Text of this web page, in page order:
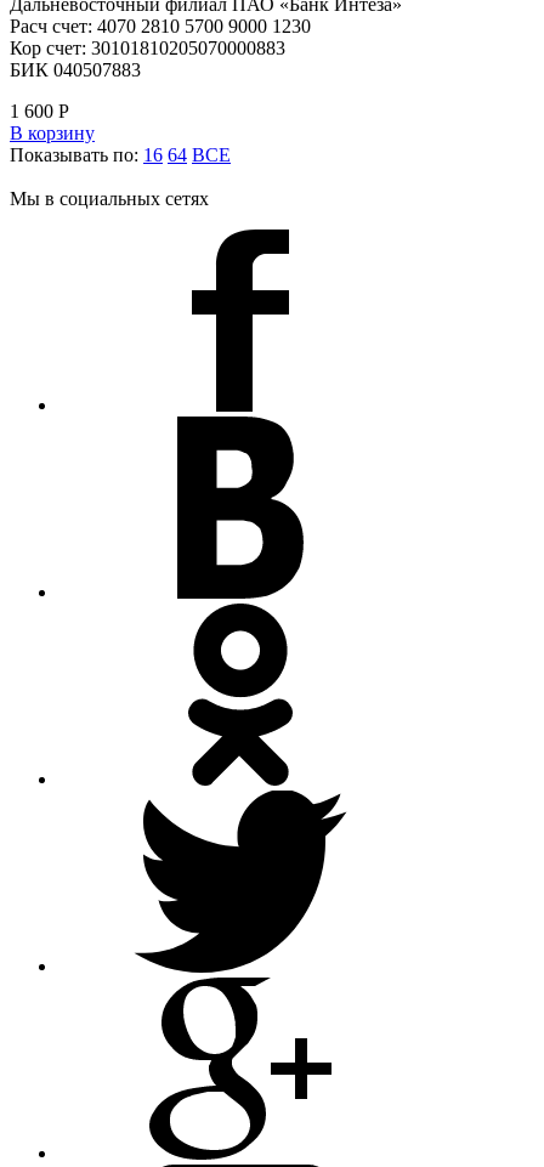
Дальневосточный филиал ПАО «Банк Интеза»
Расч счет: 4070 2810 5700 9000 1230
Кор счет: 30101810205070000883
БИК 040507883
1 600 Р
В корзину
Показывать по: 16 64 ВСЕ
Мы в социальных сетях